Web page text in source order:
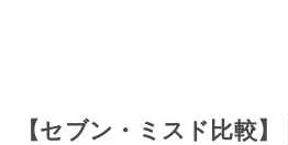
【セブン・ミスド比較